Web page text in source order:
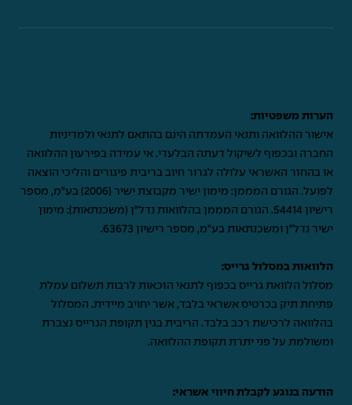
הערות משפטיות:
אישור ההלוואה ותנאי העמדתה הינם בהתאם לתנאי ולמדיניות
החברה ובכפוף לשיקול דעתה הבלעדי. אי עמידה בפירעון ההלוואה
או בהחזר האשראי עלולה לגרור חיוב בריבית פיגורים והליכי הוצאה
לפועל. הגורם המממן: מימון ישיר מקבוצת ישיר (2006) בע"מ, מספר
רישיון 54414. הגורם המממן בהלוואות נדל"ן (משכנתאות): מימון
ישיר נדל"ן ומשכנתאות בע"מ, מספר רישיון 63673.
הלוואות במסלול גרייס:
מסלול הלוואת גרייס בכפוף לתנאי הזכאות לרבות תשלום עמלת
פתיחת תיק בכרטיס אשראי בלבד, אשר יחויב מיידית. המסלול
בהלוואה לרכישת רכב בלבד. הריבית בגין תקופת הגרייס נצברת
ומשולמת על פני יתרת תקופת ההלוואה.
הודעה בנוגע לקבלת חיווי אשראי: